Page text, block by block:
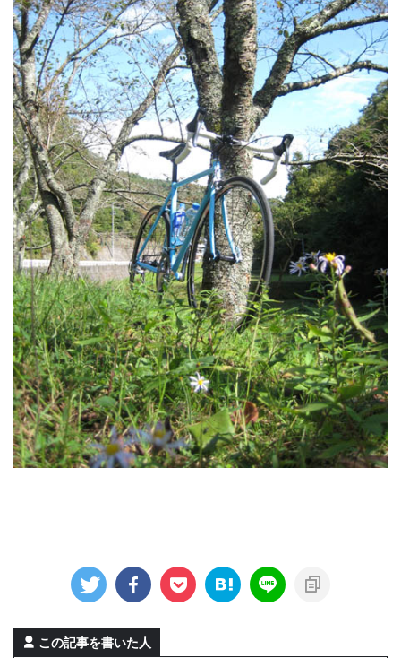
この記事を書いた人